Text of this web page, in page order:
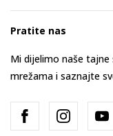
Pratite nas
Mi dijelimo naše
mrežama i saznajte